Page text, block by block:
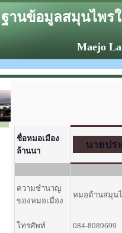
ฐานข้อมูลสมุนไพร
Maejo
ชื่อหมอเมือง
ล้านนา
นายปร
ความชำนาญ
ของหมอเมือง
หมอด้านสมุน
โทรศัพท์ 084-8089699